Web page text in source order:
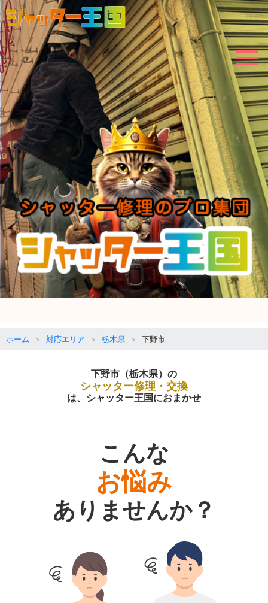
ホーム 対応エリア 栃木県 下野市
下野市（栃木県）の
シャッター修理・交換
は、シャッター王国におまかせ
こんな
お悩み
ありませんか？